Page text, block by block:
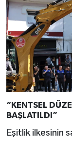
“KENTSEL
BAŞLATILDI”
Eşitlik ilkesinin